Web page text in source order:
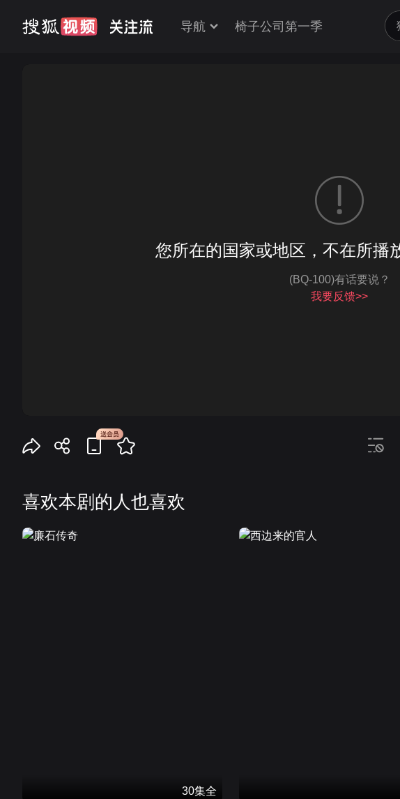
导航 椅子公司第一季
您所在的国家或地区，不在所播
(BQ-100)有话要说？
我要反馈>>
喜欢本剧的人也喜欢
30集全